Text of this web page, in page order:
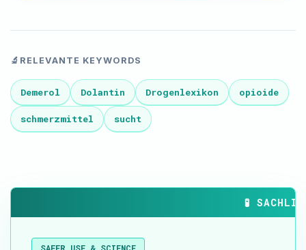
🔬 RELEVANTE KEYWORDS
Demerol Dolantin Drogenlexikon opioide
schmerzmittel sucht
🧪
SAFER USE & SCIENCE